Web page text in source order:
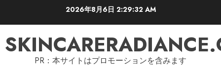
2026年8月6日 2:29:33 AM
PR：本サイトはプロモーションを含みます